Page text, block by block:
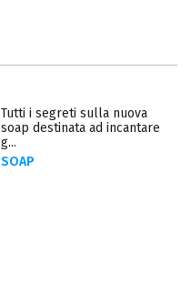
Tutti i segreti sulla nuova
soap destinata ad incantare
g...
SOAP